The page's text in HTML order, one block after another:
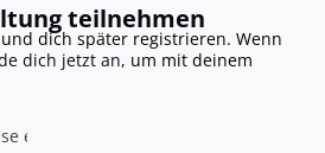
teilnehmen
dich später registrieren. Wenn
dich jetzt an, um mit deinem